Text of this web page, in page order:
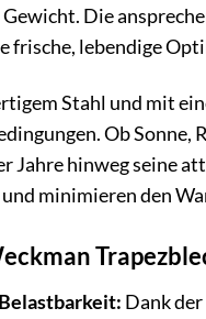
Die
frische, lebendige
Stahl und mit
Ob Sonne,
Jahre hinweg seine
minimieren den
Dank